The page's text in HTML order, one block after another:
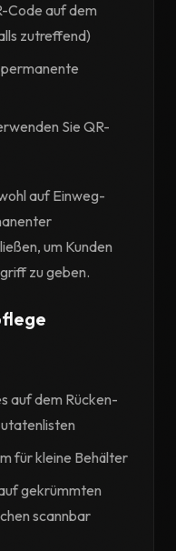
Code auf dem
zutreffend)
Sie QR-
auf Einweg-
um Kunden
zu geben.
auf dem Rücken-
für kleine Behälter
gekrümmten
scannbar